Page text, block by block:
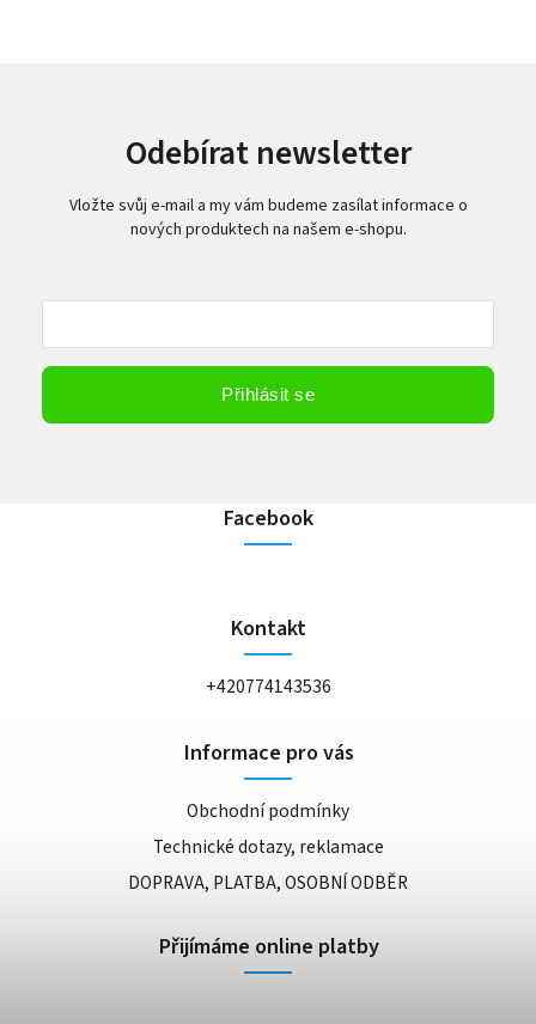
Odebírat newsletter
Vložte svůj e-mail a my vám budeme zasílat informace o
nových produktech na našem e-shopu.
Přihlásit se
Facebook
Kontakt
+420774143536
Informace pro vás
Obchodní podmínky
Technické dotazy, reklamace
DOPRAVA, PLATBA, OSOBNÍ ODBĚR
Přijímáme online platby